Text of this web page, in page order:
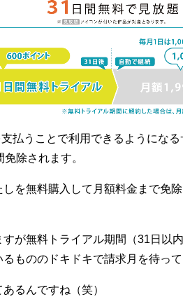
払うことで利用できるようにな
除されます。
を無料購入して月額料金まで免
が無料トライアル期間（31日以
もののドキドキで請求月を待っ
るんですね（笑）